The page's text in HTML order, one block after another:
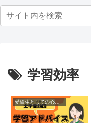
学習効率
受験生としての心構え